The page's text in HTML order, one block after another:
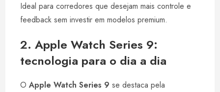
Ideal para corredores que desejam mais controle e
feedback sem investir em modelos premium.
2. Apple Watch Series 9:
tecnologia para o dia a dia
OApple Watch Series 9 se destaca pela